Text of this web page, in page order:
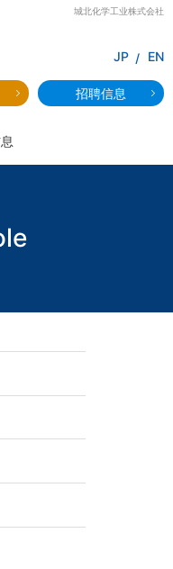
城北化学工业株式会社
JP EN
招聘信息